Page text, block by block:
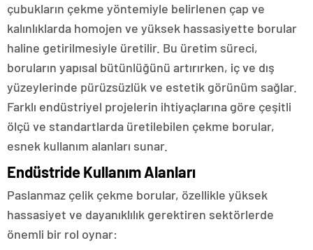
çubukların çekme yöntemiyle belirlenen çap ve
kalınlıklarda homojen ve yüksek hassasiyette borular
haline getirilmesiyle üretilir. Bu üretim süreci,
boruların yapısal bütünlüğünü artırırken, iç ve dış
yüzeylerinde pürüzsüzlük ve estetik görünüm sağlar.
Farklı endüstriyel projelerin ihtiyaçlarına göre çeşitli
ölçü ve standartlarda üretilebilen çekme borular,
esnek kullanım alanları sunar.
Endüstride Kullanım Alanları
Paslanmaz çelik çekme borular, özellikle yüksek
hassasiyet ve dayanıklılık gerektiren sektörlerde
önemli bir rol oynar: